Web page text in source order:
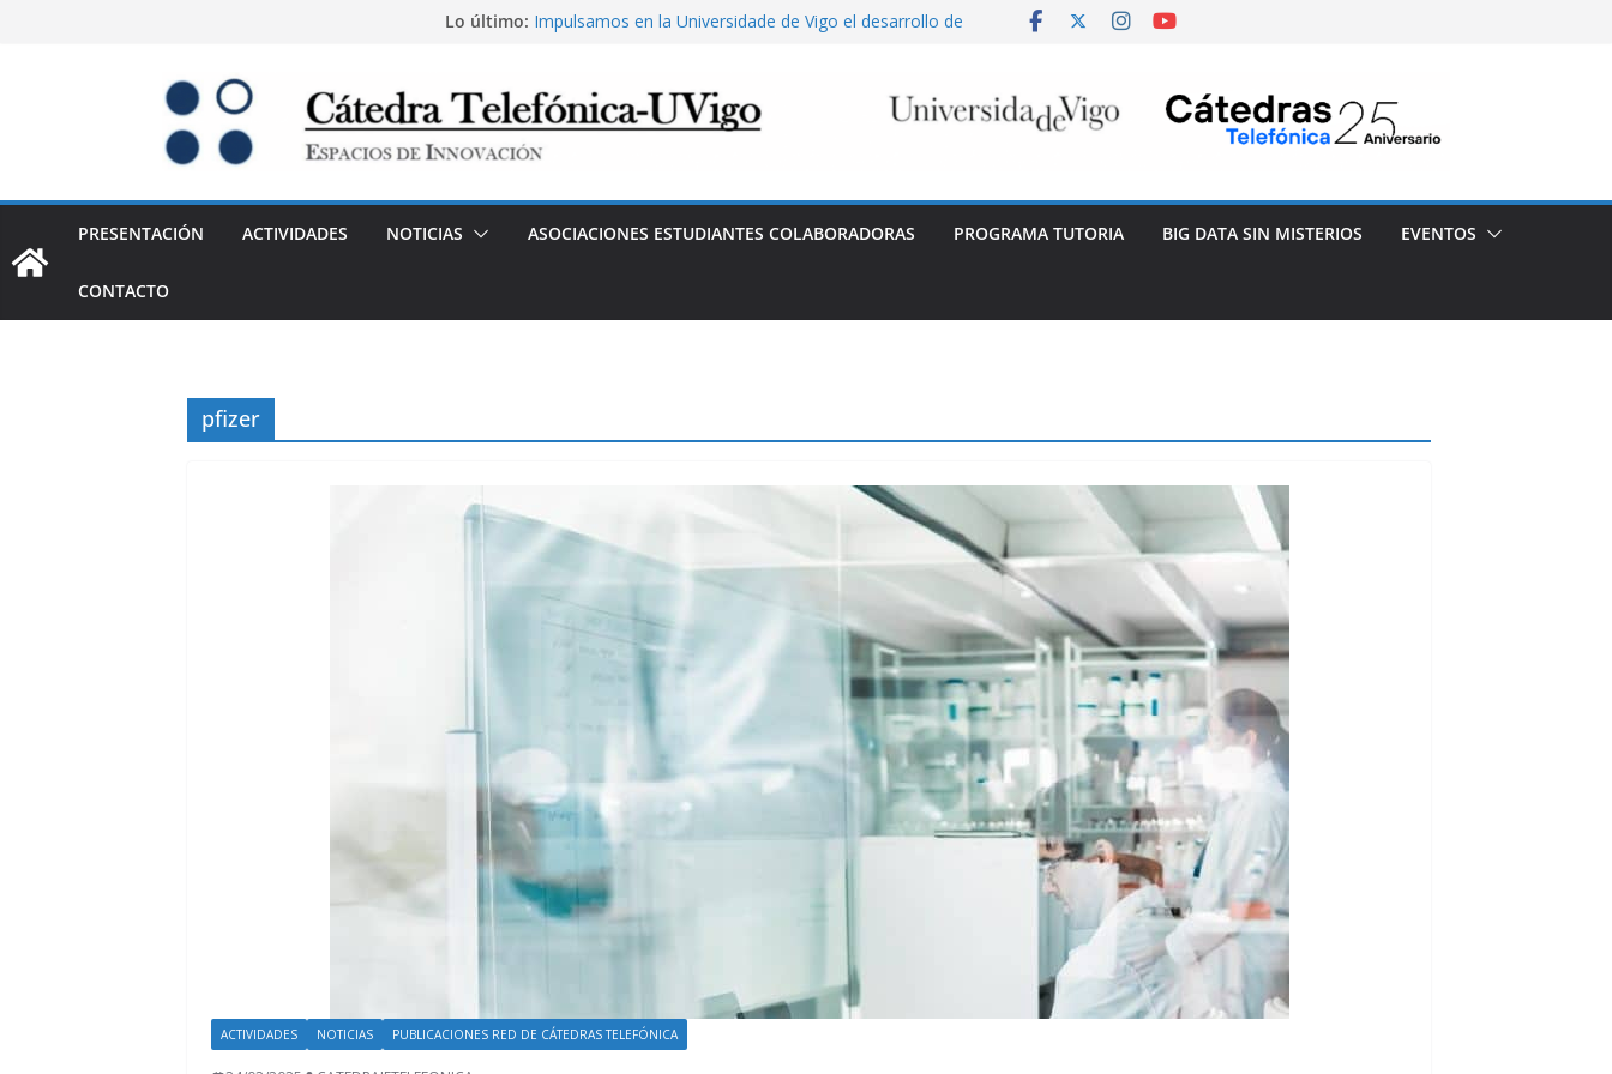
Lo último: Impulsamos en la Universidade de Vigo el desarrollo de
Hackathon de Ciberseguridad en Santiago
Lanzamiento de programa emprendimiento Amtega-
Becas Fundación Telefónica
PRESENTACIÓN ACTIVIDADES NOTICIAS ASOCIACIONES ESTUDIANTES COLABORADORAS PROGRAMA TUTORIA BIG DATA SIN MISTERIOS EVENTOS
CONTACTO
pfizer
ACTIVIDADES NOTICIAS PUBLICACIONES RED DE CÁTEDRAS TELEFÓNICA